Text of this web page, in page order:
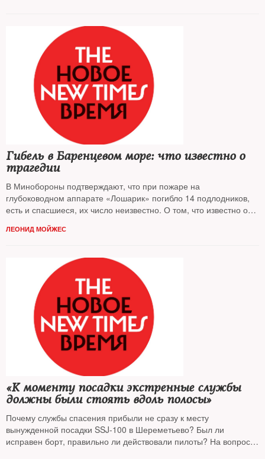
Гибель в Баренцевом море: что известно о
трагедии
В Минобороны подтверждают, что при пожаре на
глубоководном аппарате «Лошарик» погибло 14 подлодников,
есть и спасшиеся, их число неизвестно. О том, что известно о
ЛЕОНИД МОЙЖЕС
«К моменту посадки экстренные службы
должны были стоять вдоль полосы»
Почему службы спасения прибыли не сразу к месту
вынужденной посадки SSJ-100 в Шереметьево? Был ли
исправен борт, правильно ли действовали пилоты? На вопросы